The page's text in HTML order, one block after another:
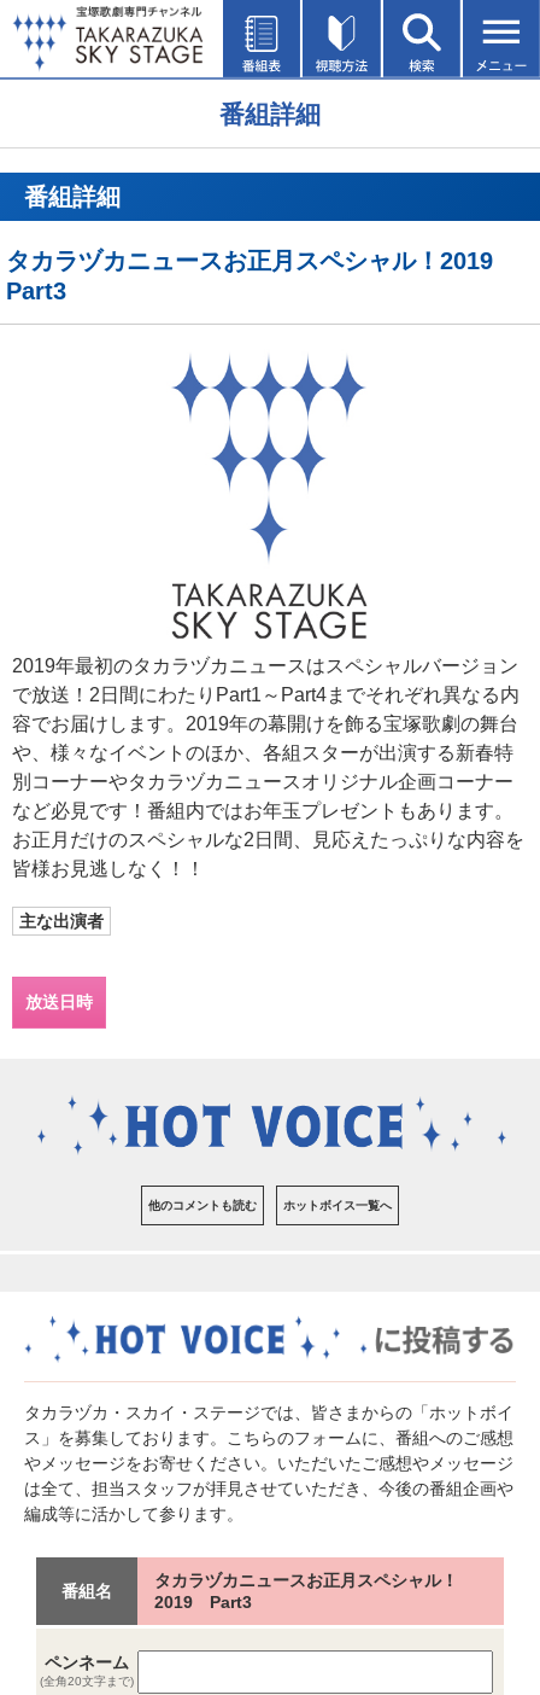
番組詳細
番組詳細
タカラヅカニュースお正月スペシャル！2019
Part3
2019年最初のタカラヅカニュースはスペシャルバージョン
で放送！2日間にわたりPart1～Part4までそれぞれ異なる内
容でお届けします。2019年の幕開けを飾る宝塚歌劇の舞台
や、様々なイベントのほか、各組スターが出演する新春特
別コーナーやタカラヅカニュースオリジナル企画コーナー
など必見です！番組内ではお年玉プレゼントもあります。
お正月だけのスペシャルな2日間、見応えたっぷりな内容を
皆様お見逃しなく！！
主な出演者
放送日時
他のコメントも読む ホットボイス一覧へ
タカラヅカ・スカイ・ステージでは、皆さまからの「ホットボイ
ス」を募集しております。こちらのフォームに、番組へのご感想
やメッセージをお寄せください。いただいたご感想やメッセージ
は全て、担当スタッフが拝見させていただき、今後の番組企画や
編成等に活かして参ります。
番組名
タカラヅカニュースお正月スペシャル！
2019 Part3
ペンネーム
(全角20文字まで)